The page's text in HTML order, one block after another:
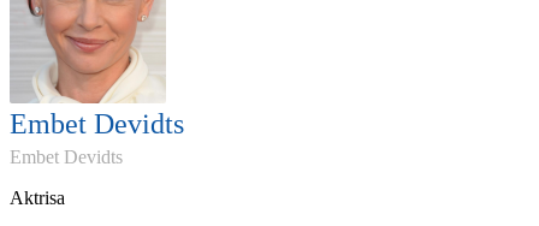
Embet Devidts
Embet Devidts
Aktrisa